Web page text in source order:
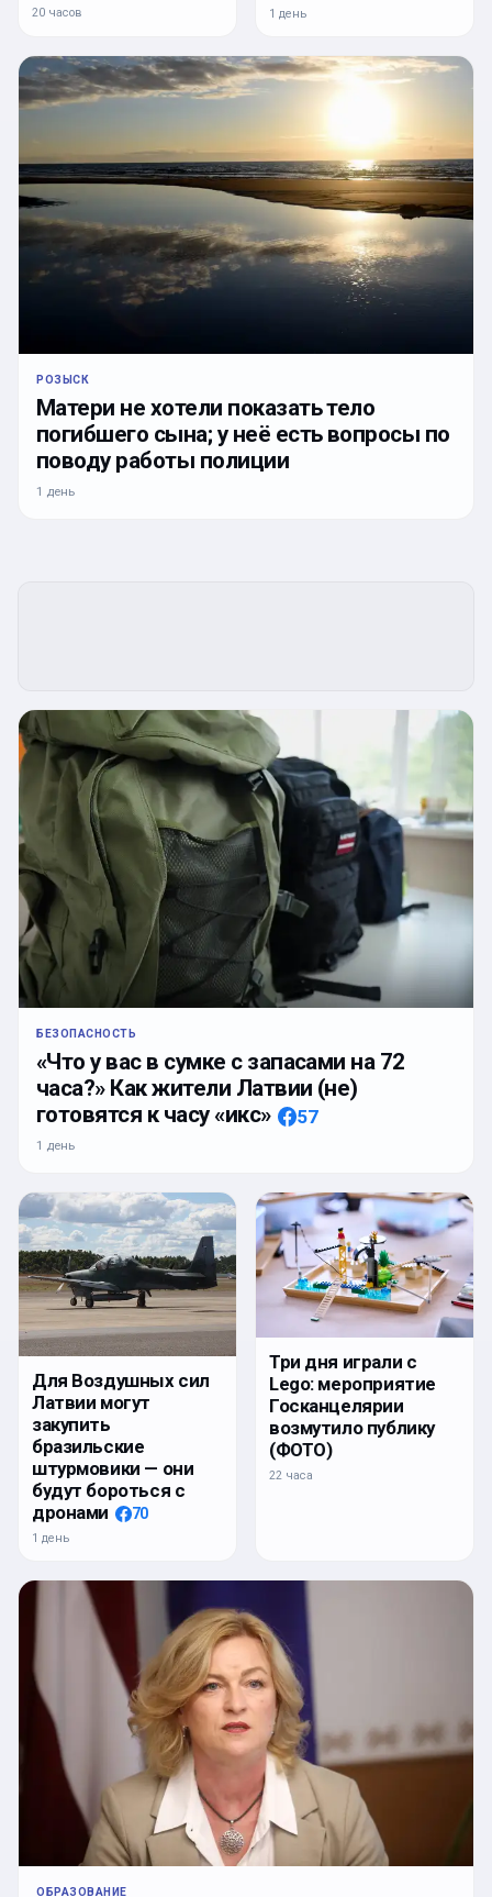
20 часов 1 день
РОЗЫСК
Матери не хотели показать тело
погибшего сына; у неё есть вопросы по
поводу работы полиции
1 день
БЕЗОПАСНОСТЬ
«Что у вас в сумке с запасами на 72
часа?» Как жители Латвии (не)
готовятся к часу «икс»
57
1 день
Для Воздушных сил
Латвии могут
закупить
бразильские
штурмовики — они
будут бороться с
дронами
70
1 день
Три дня играли с
Lego: мероприятие
Госканцелярии
возмутило публику
(ФОТО)
22 часа
ОБРАЗОВАНИЕ